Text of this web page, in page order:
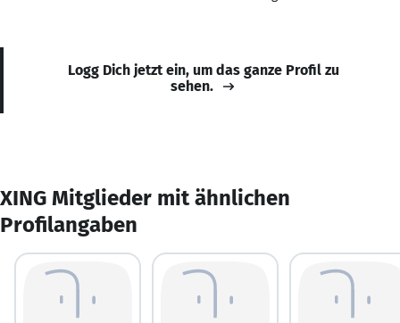
Logg Dich jetzt ein, um das ganze Profil zu
sehen.
XING Mitglieder mit ähnlichen
Profilangaben